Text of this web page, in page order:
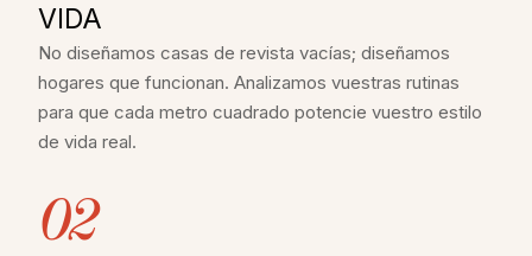
VIDA
No diseñamos casas de revista vacías; diseñamos
hogares que funcionan. Analizamos vuestras rutinas
para que cada metro cuadrado potencie vuestro estilo
de vida real.
02